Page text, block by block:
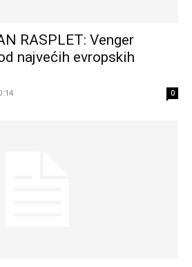
RASPLET: Venger
najvećih evropskih
0